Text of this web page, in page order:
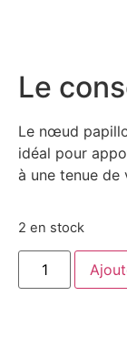
Le
Le nœud
idéal pour
à une tenue de
2 en stock